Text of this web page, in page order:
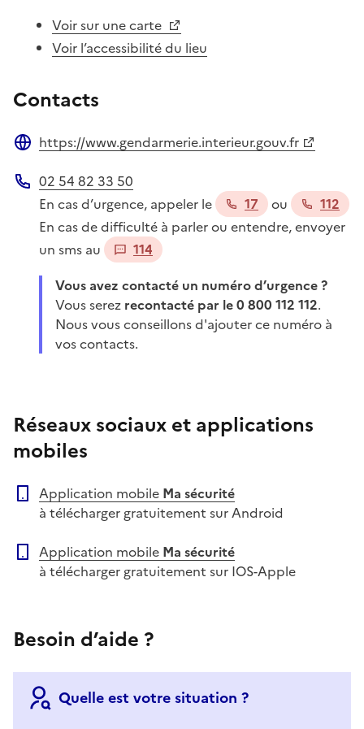
Voir sur une carte
Voir l’accessibilité du lieu
Contacts
https://www.gendarmerie.interieur.gouv.fr
Téléphone
02 54 82 33 50
En cas d’urgence, appeler le
17 ou
112
En cas de difficulté à parler ou entendre, envoyer
un sms au
114
Vous avez contacté un numéro d’urgence ?
Vous serez recontacté par le 0 800 112 112.
Nous vous conseillons d'ajouter ce numéro à
vos contacts.
Réseaux sociaux et applications
mobiles
Application mobile Ma sécurité
à télécharger gratuitement sur Android
Application mobile Ma sécurité
à télécharger gratuitement sur IOS-Apple
Besoin d’aide ?
Quelle est votre situation ?